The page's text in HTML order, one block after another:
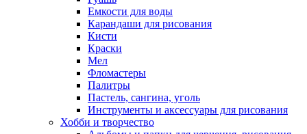
Емкости для воды
Карандаши для рисования
Кисти
Краски
Мел
Фломастеры
Палитры
Пастель, сангина, уголь
Инструменты и аксессуары для рисования
Хобби и творчество